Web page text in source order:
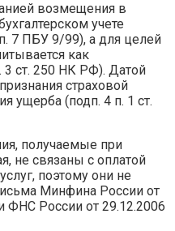
возмещения в
учете
7 ПБУ 9/99), а для целей
как
3 ст. 250 НК РФ). Датой
страховой
ущерба (подп. 4 п. 1 ст.
получаемые при
не связаны с оплатой
поэтому они не
Минфина России от
России от 29.12.2006